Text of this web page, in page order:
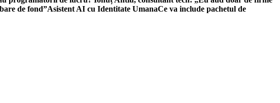
de fond”Asistent AI cu Identitate UmanaCe va include pachetul de